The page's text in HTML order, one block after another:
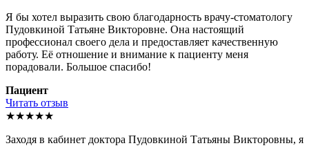
Я бы хотел выразить свою благодарность врачу-стоматологу
Пудовкиной Татьяне Викторовне. Она настоящий
профессионал своего дела и предоставляет качественную
работу. Её отношение и внимание к пациенту меня
порадовали. Большое спасибо!
Пациент
Читать отзыв
★★★★★
Заходя в кабинет доктора Пудовкиной Татьяны Викторовны, я